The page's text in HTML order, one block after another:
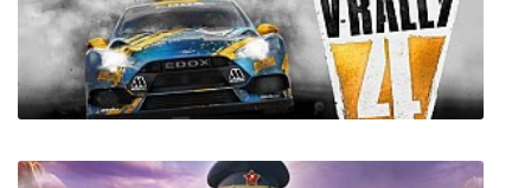
Everlasting Summer